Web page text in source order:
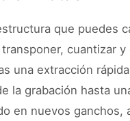
que puedes
cuantizar
una extracción
la grabación hasta
en nuevos ganchos,